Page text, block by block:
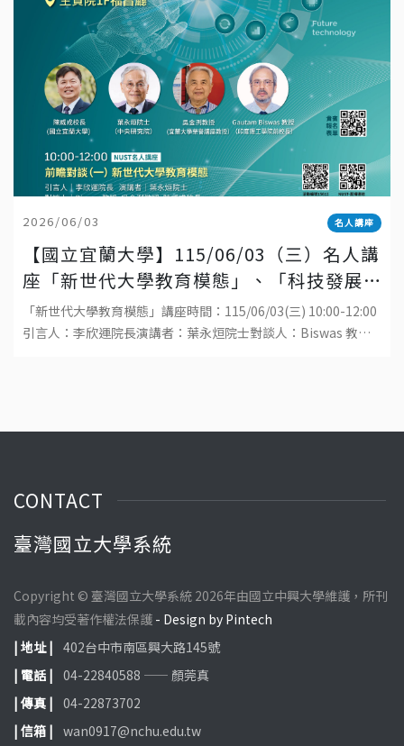
2026/06/03 名人講座
【國立宜蘭大學】115/06/03（三）名人講
座「新世代大學教育模態」、「科技發展
與工程教育的趨勢」
「新世代大學教育模態」講座時間：115/06/03(三) 10:00-12:00
引言人：李欣運院長演講者：葉永烜院士對談人：Biswas 教
CONTACT
臺灣國立大學系統
Copyright © 臺灣國立大學系統 2026年由國立中興大學維護，所刊
載內容均受著作權法保護 - Design by Pintech
| 地址 | 402台中市南區興大路145號
| 電話 | 04-22840588 —— 顏莞真
| 傳真 | 04-22873702
| 信箱 | wan0917@nchu.edu.tw